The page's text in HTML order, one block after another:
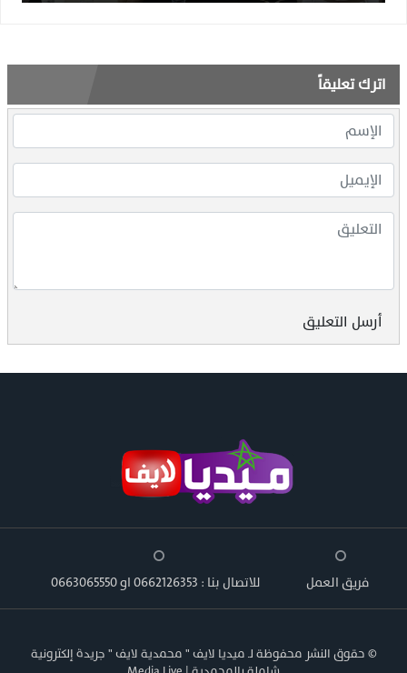
اترك تعليقاً
أرسل التعليق
فريق العمل للاتصال بنا : 0662126353 او 0663065550
© حقوق النشر محفوظة لـ ميديا لايف " محمدية لايف " جريدة إلكترونية